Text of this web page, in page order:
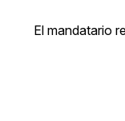
El mandatario